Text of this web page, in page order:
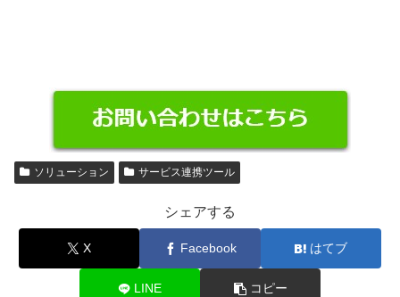
ソリューション サービス連携ツール
シェアする
X Facebook はてブ
LINE コピー